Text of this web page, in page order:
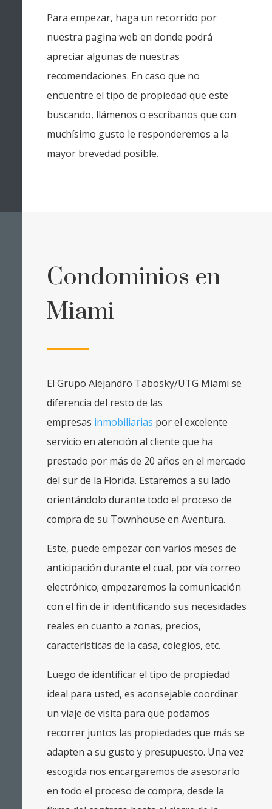
Para empezar, haga un recorrido por
nuestra pagina web en donde podrá
apreciar algunas de nuestras
recomendaciones. En caso que no
encuentre el tipo de propiedad que este
buscando, llámenos o escribanos que con
muchísimo gusto le responderemos a la
mayor brevedad posible.
Condominios en
Miami
El Grupo Alejandro Tabosky/UTG Miami se
diferencia del resto de las
empresas inmobiliarias por el excelente
servicio en atención al cliente que ha
prestado por más de 20 años en el mercado
del sur de la Florida. Estaremos a su lado
orientándolo durante todo el proceso de
compra de su Townhouse en Aventura.
Este, puede empezar con varios meses de
anticipación durante el cual, por vía correo
electrónico; empezaremos la comunicación
con el fin de ir identificando sus necesidades
reales en cuanto a zonas, precios,
características de la casa, colegios, etc.
Luego de identificar el tipo de propiedad
ideal para usted, es aconsejable coordinar
un viaje de visita para que podamos
recorrer juntos las propiedades que más se
adapten a su gusto y presupuesto. Una vez
escogida nos encargaremos de asesorarlo
en todo el proceso de compra, desde la